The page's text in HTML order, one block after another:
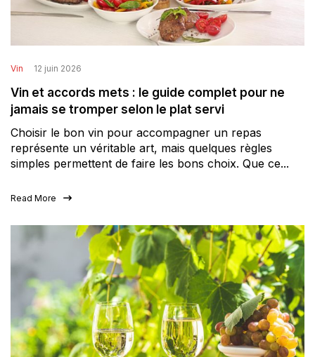
Vin 12 juin 2026
Vin et accords mets : le guide complet pour ne
jamais se tromper selon le plat servi
Choisir le bon vin pour accompagner un repas
représente un véritable art, mais quelques règles
simples permettent de faire les bons choix. Que ce...
Read More